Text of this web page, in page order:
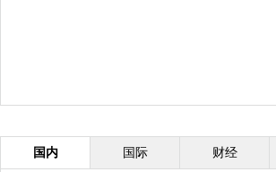
国内 国际 财经